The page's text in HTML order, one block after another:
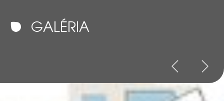
GALÉRIA